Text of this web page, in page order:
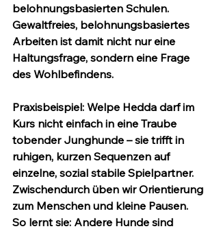
belohnungsbasierten Schulen.
Gewaltfreies, belohnungsbasiertes
Arbeiten ist damit nicht nur eine
Haltungsfrage, sondern eine Frage
des Wohlbefindens.
Praxisbeispiel: Welpe Hedda darf im
Kurs nicht einfach in eine Traube
tobender Junghunde – sie trifft in
ruhigen, kurzen Sequenzen auf
einzelne, sozial stabile Spielpartner.
Zwischendurch üben wir Orientierung
zum Menschen und kleine Pausen.
So lernt sie: Andere Hunde sind